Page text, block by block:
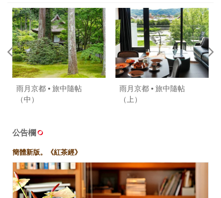
雨月京都 • 旅中隨帖
（中）
雨月京都 • 旅中隨帖
（上）
公告欄
簡體新版。《紅茶經》